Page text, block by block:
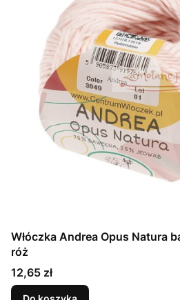
Włóczka Andrea Opus Natura
róż
Cena
12,65 zł